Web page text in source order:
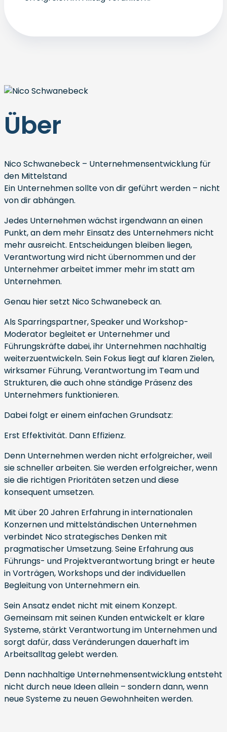
Über
Nico Schwanebeck – Unternehmensentwicklung für
den Mittelstand
Ein Unternehmen sollte von dir geführt werden – nicht
von dir abhängen.
Jedes Unternehmen wächst irgendwann an einen
Punkt, an dem mehr Einsatz des Unternehmers nicht
mehr ausreicht. Entscheidungen bleiben liegen,
Verantwortung wird nicht übernommen und der
Unternehmer arbeitet immer mehr im statt am
Unternehmen.
Genau hier setzt Nico Schwanebeck an.
Als Sparringspartner, Speaker und Workshop-
Moderator begleitet er Unternehmer und
Führungskräfte dabei, ihr Unternehmen nachhaltig
weiterzuentwickeln. Sein Fokus liegt auf klaren Zielen,
wirksamer Führung, Verantwortung im Team und
Strukturen, die auch ohne ständige Präsenz des
Unternehmers funktionieren.
Dabei folgt er einem einfachen Grundsatz:
Erst Effektivität. Dann Effizienz.
Denn Unternehmen werden nicht erfolgreicher, weil
sie schneller arbeiten. Sie werden erfolgreicher, wenn
sie die richtigen Prioritäten setzen und diese
konsequent umsetzen.
Mit über 20 Jahren Erfahrung in internationalen
Konzernen und mittelständischen Unternehmen
verbindet Nico strategisches Denken mit
pragmatischer Umsetzung. Seine Erfahrung aus
Führungs- und Projektverantwortung bringt er heute
in Vorträgen, Workshops und der individuellen
Begleitung von Unternehmern ein.
Sein Ansatz endet nicht mit einem Konzept.
Gemeinsam mit seinen Kunden entwickelt er klare
Systeme, stärkt Verantwortung im Unternehmen und
sorgt dafür, dass Veränderungen dauerhaft im
Arbeitsalltag gelebt werden.
Denn nachhaltige Unternehmensentwicklung entsteht
nicht durch neue Ideen allein – sondern dann, wenn
neue Systeme zu neuen Gewohnheiten werden.